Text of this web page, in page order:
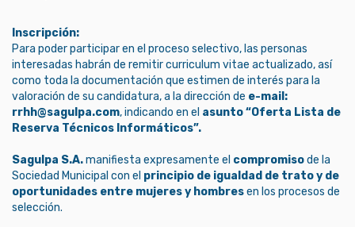
Inscripción:
Para poder participar en el proceso selectivo, las personas
interesadas habrán de remitir curriculum vitae actualizado, así
como toda la documentación que estimen de interés para la
valoración de su candidatura, a la dirección de e-mail:
rrhh@sagulpa.com, indicando en el asunto “Oferta Lista de
Reserva Técnicos Informáticos”.
Sagulpa S.A.manifiesta expresamente el compromisode la
Sociedad Municipal con el principio de igualdad de trato y de
oportunidades entre mujeres y hombresen los procesos de
selección.